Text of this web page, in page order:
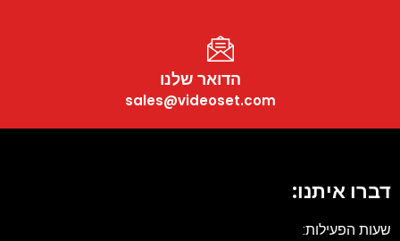
הדואר שלנו
sales@videoset.com
דברו איתנו:
שעות הפעילות: